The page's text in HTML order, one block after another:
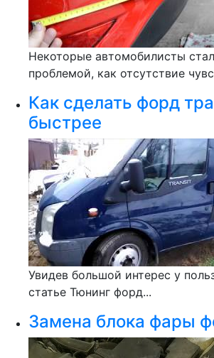
Некоторые автомобилисты
проблемой, как отсутствие
Как сделать форд
быстрее
Увидев большой интерес у
статье Тюнинг форд...
Замена блока фары